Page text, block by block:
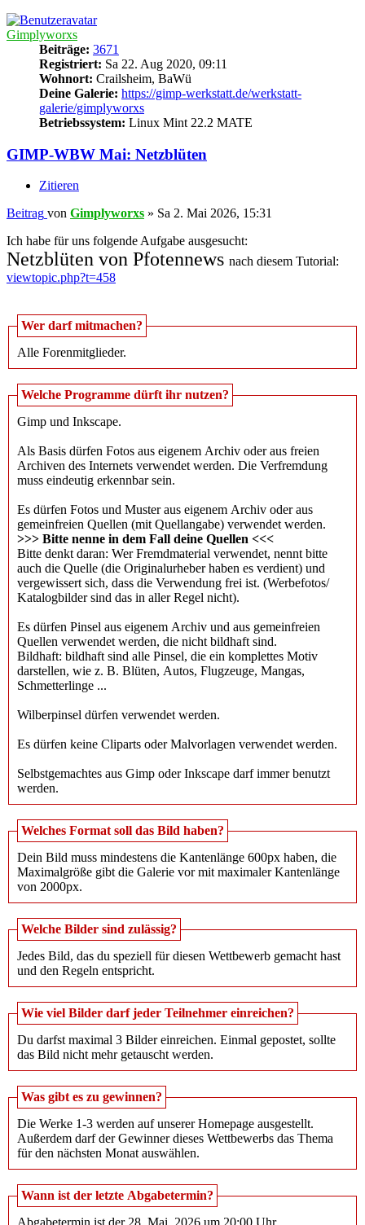
Gimplyworxs
Beiträge: 3671
Registriert: Sa 22. Aug 2020, 09:11
Wohnort: Crailsheim, BaWü
Deine Galerie: https://gimp-werkstatt.de/werkstatt-
galerie/gimplyworxs
Betriebssystem: Linux Mint 22.2 MATE
GIMP-WBW Mai: Netzblüten
Zitieren
Beitrag von Gimplyworxs » Sa 2. Mai 2026, 15:31
Ich habe für uns folgende Aufgabe ausgesucht:
Netzblüten von Pfotennews nach diesem Tutorial:
viewtopic.php?t=458
Wer darf mitmachen?
Alle Forenmitglieder.
Welche Programme dürft ihr nutzen?
Gimp und Inkscape.
Als Basis dürfen Fotos aus eigenem Archiv oder aus freien
Archiven des Internets verwendet werden. Die Verfremdung
muss eindeutig erkennbar sein.
Es dürfen Fotos und Muster aus eigenem Archiv oder aus
gemeinfreien Quellen (mit Quellangabe) verwendet werden.
>>> Bitte nenne in dem Fall deine Quellen <<<
Bitte denkt daran: Wer Fremdmaterial verwendet, nennt bitte
auch die Quelle (die Originalurheber haben es verdient) und
vergewissert sich, dass die Verwendung frei ist. (Werbefotos/
Katalogbilder sind das in aller Regel nicht).
Es dürfen Pinsel aus eigenem Archiv und aus gemeinfreien
Quellen verwendet werden, die nicht bildhaft sind.
Bildhaft: bildhaft sind alle Pinsel, die ein komplettes Motiv
darstellen, wie z. B. Blüten, Autos, Flugzeuge, Mangas,
Schmetterlinge ...
Wilberpinsel dürfen verwendet werden.
Es dürfen keine Cliparts oder Malvorlagen verwendet werden.
Selbstgemachtes aus Gimp oder Inkscape darf immer benutzt
werden.
Welches Format soll das Bild haben?
Dein Bild muss mindestens die Kantenlänge 600px haben, die
Maximalgröße gibt die Galerie vor mit maximaler Kantenlänge
von 2000px.
Welche Bilder sind zulässig?
Jedes Bild, das du speziell für diesen Wettbewerb gemacht hast
und den Regeln entspricht.
Wie viel Bilder darf jeder Teilnehmer einreichen?
Du darfst maximal 3 Bilder einreichen. Einmal gepostet, sollte
das Bild nicht mehr getauscht werden.
Was gibt es zu gewinnen?
Die Werke 1-3 werden auf unserer Homepage ausgestellt.
Außerdem darf der Gewinner dieses Wettbewerbs das Thema
für den nächsten Monat auswählen.
Wann ist der letzte Abgabetermin?